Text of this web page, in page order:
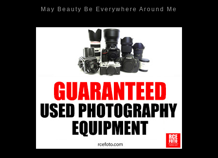
May Beauty Be Everywhere Around Me